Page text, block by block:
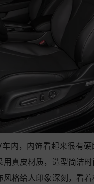
内，内饰看起来很有
用真皮材质，造型简洁
风格给人印象深刻，看